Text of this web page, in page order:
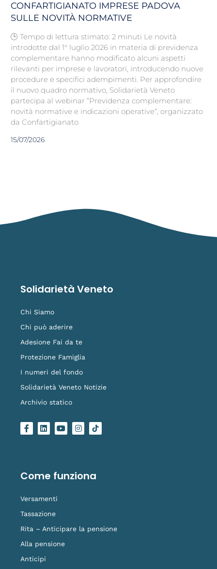
CONFARTIGIANATO IMPRESE PADOVA
SULLE NOVITÀ NORMATIVE
🕒 Tempo di lettura stimato: 2 minuti Le novità
introdotte dal 1° luglio 2026 in materia di previdenza
complementare hanno modificato alcuni aspetti
rilevanti per imprese e lavoratori, introducendo nuove
procedure e specifici adempimenti. Per approfondire
il nuovo quadro normativo, Solidarietà Veneto
partecipa al webinar “Previdenza complementare:
novità normative e indicazioni operative“, organizzato
da Confartigianato
15/07/2026
Solidarietà Veneto
Chi Siamo
Chi può aderire
Adesione Fai da te
Protezione Famiglia
I numeri del fondo
Solidarietà Veneto Notizie
Archivio statico
F
a
o
k
L
i
i
n
Y
o
e
I
n
r
a
L
o
i
k
Come funziona
Versamenti
Tassazione
Rita – Anticipare la pensione
Alla pensione
Anticipi